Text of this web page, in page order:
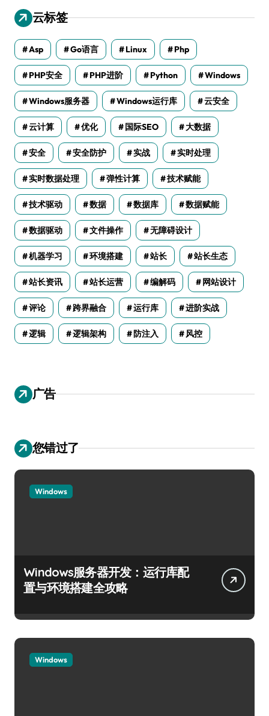
云标签
Asp Go语言 Linux Php
PHP安全 PHP进阶 Python Windows
Windows服务器 Windows运行库 云安全
云计算 优化 国际SEO 大数据
安全 安全防护 实战 实时处理
实时数据处理 弹性计算 技术赋能
技术驱动 数据 数据库 数据赋能
数据驱动 文件操作 无障碍设计
机器学习 环境搭建 站长 站长生态
站长资讯 站长运营 编解码 网站设计
评论 跨界融合 运行库 进阶实战
逻辑 逻辑架构 防注入 风控
广告
您错过了
Windows
Windows服务器开发：运行库配
置与环境搭建全攻略
Windows